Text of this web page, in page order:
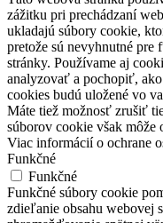
zážitku pri prechádzaní
ukladajú súbory cookie,
pretože sú nevyhnutné
stránky. Používame aj
analyzovať a pochopiť,
cookies budú uložené vo
Máte tiež možnosť zrušiť
súborov cookie však
Viac informácií o ochrane
Funkčné
Funkčné
Funkčné súbory cookie
zdieľanie obsahu webovej